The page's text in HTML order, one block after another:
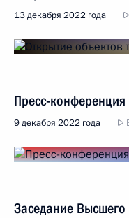
13 декабря 2022 года
Пресс-
9 декабря 2022 года
Заседание Высшего